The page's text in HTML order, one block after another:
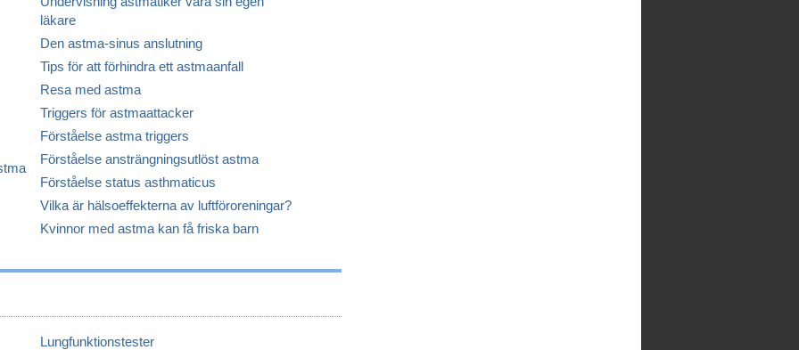
läkare
Den astma-sinus anslutning
Tips för att förhindra ett astmaanfall
Resa med astma
Triggers för astmaattacker
Förståelse astma triggers
Förståelse ansträngningsutlöst astma
Förståelse status asthmaticus
Vilka är hälsoeffekterna av luftföroreningar?
Kvinnor med astma kan få friska barn
Lungfunktionstester